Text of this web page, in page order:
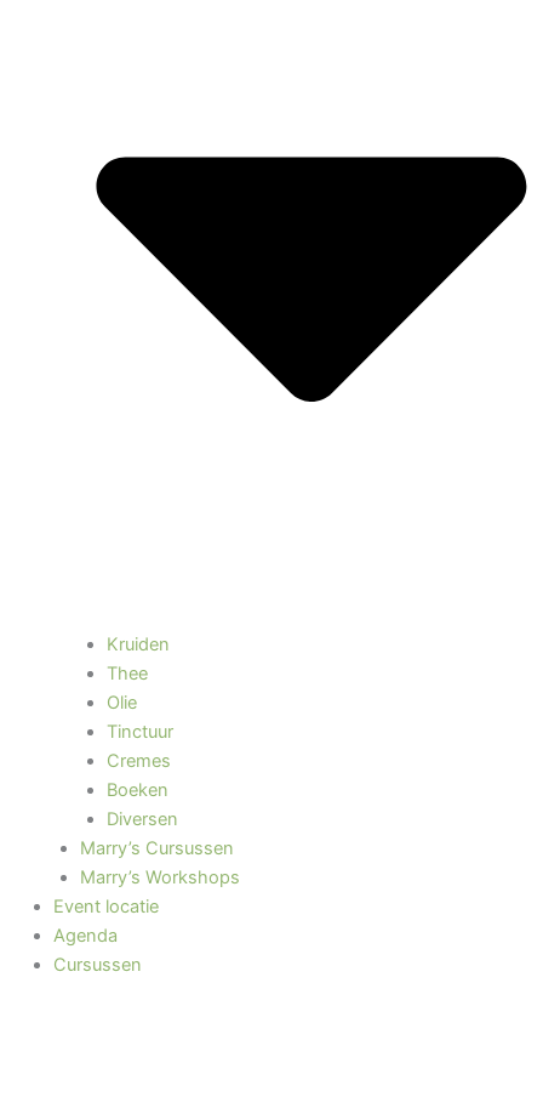
Kruiden
Thee
Olie
Tinctuur
Cremes
Boeken
Diversen
Marry’s Cursussen
Marry’s Workshops
Event locatie
Agenda
Cursussen